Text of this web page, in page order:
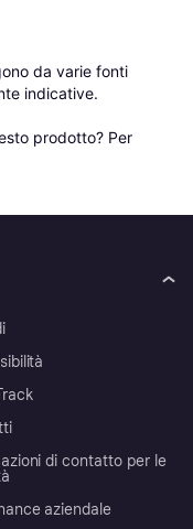
da varie fonti
indicative.
prodotto? Per
di contatto per le
aziendale